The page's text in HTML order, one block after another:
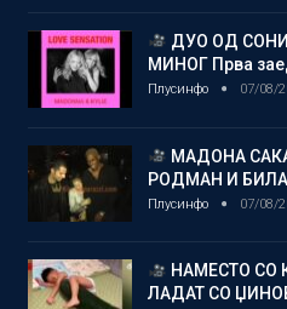
ДУО ОД
МИНОГ Прва
Плусинфо 07/08/
МАДОНА
РОДМАН И
Плусинфо 07/08/
НАМЕСТО СО
ЛАДАТ СО